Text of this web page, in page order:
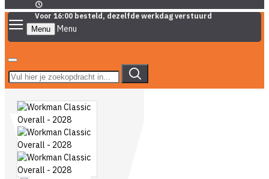
Voor 16:00 besteld, dezelfde werkdag verstuurd
Menu